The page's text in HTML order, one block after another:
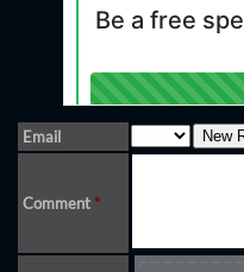
Email
Comment *